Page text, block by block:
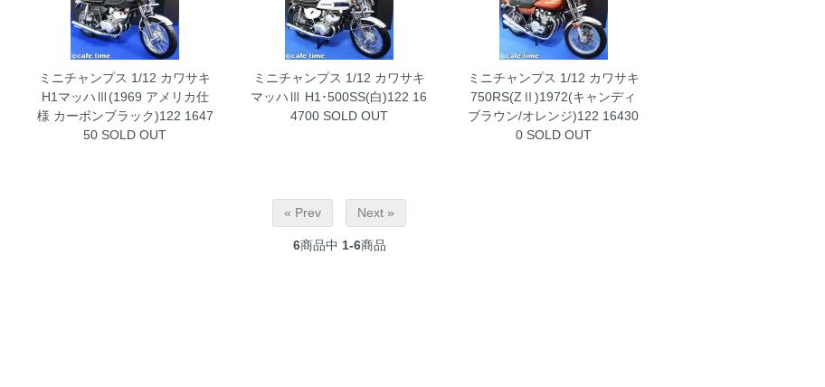
ミニチャンプス 1/12 カワサキ
H1マッハⅢ(1969 アメリカ仕
様 カーボンブラック)122 1647
50 SOLD OUT
ミニチャンプス 1/12 カワサキ
マッハⅢ H1･500SS(白)122 16
4700 SOLD OUT
ミニチャンプス 1/12 カワサキ
750RS(ZⅡ)1972(キャンディ
ブラウン/オレンジ)122 16430
0SOLD OUT
« Prev Next »
6商品中 1-6商品